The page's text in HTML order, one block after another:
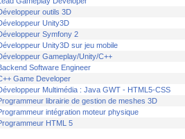
outils 3D
Unity3D
Symfony 2
Unity3D sur jeu mobile
Gameplay/Unity/C++
Software Engineer
Game Developer
Multimédia : Java GWT - HTML5-CSS
librairie de gestion de meshes 3D
intégration moteur physique
HTML 5